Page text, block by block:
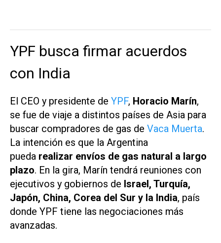
YPF busca firmar acuerdos
con India
El CEO y presidente de YPF, Horacio Marín,
se fue de viaje a distintos países de Asia para
buscar compradores de gas de Vaca Muerta.
La intención es que la Argentina
pueda realizar envíos de gas natural a largo
plazo. En la gira, Marín tendrá reuniones con
ejecutivos y gobiernos de Israel, Turquía,
Japón, China, Corea del Sur y la India, país
donde YPF tiene las negociaciones más
avanzadas.